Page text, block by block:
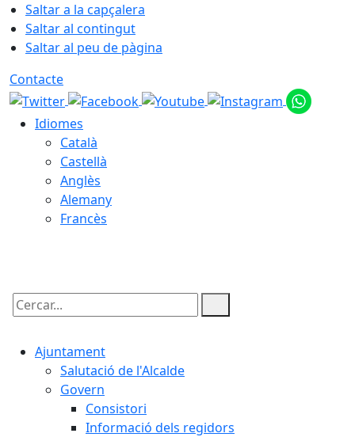
Saltar a la capçalera
Saltar al contingut
Saltar al peu de pàgina
Contacte
Idiomes
Català
Castellà
Anglès
Alemany
Francès
Cercar:
Ajuntament
Salutació de l'Alcalde
Govern
Consistori
Informació dels regidors